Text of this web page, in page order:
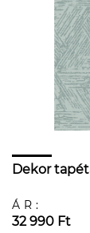
Dekor
ÁR:
32 990 Ft